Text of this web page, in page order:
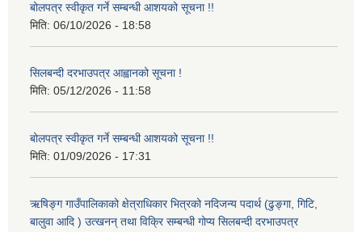
बोलपत्र स्वीकृत गर्ने सम्बन्धी आशयको सूचना !!
मिति: 06/10/2026 - 18:58
सिलबन्दी दरभाउपत्र आह्वानको सूचना !
मिति: 05/12/2026 - 11:58
बोलपत्र स्वीकृत गर्ने सम्बन्धी आशयको सूचना !!
मिति: 01/09/2026 - 17:31
ऋषिङ्ग गाउँपालिकाको क्षेत्राधिकार भित्रको नदिजन्य पदार्थ (ढुङ्गा, गिटि,
बालुवा आदि ) उत्खनन् तथा विक्रि सम्बन्धी गोप्य सिलबन्दी दरभाउपत्र